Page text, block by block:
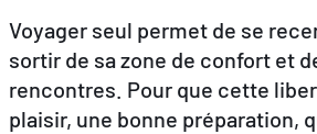
Voyager seul permet de se
sortir de sa zone de confort et
rencontres. Pour que cette
plaisir, une bonne préparation,